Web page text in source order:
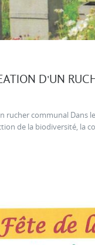
D'UN
rucher communal Dans
de la biodiversité, la